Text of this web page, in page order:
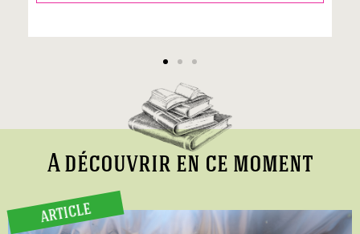
A découvrir en ce moment
ARTICLE